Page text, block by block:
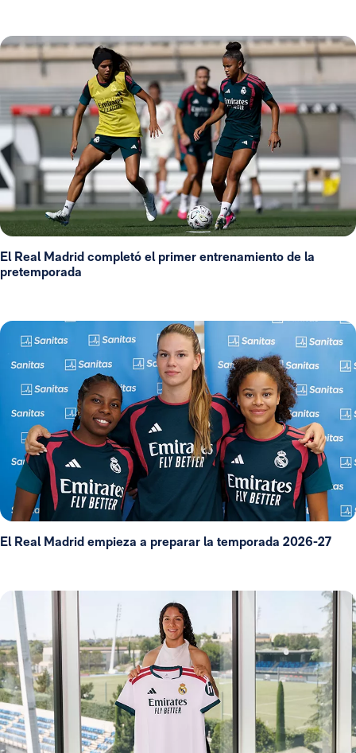
El Real Madrid completó el primer entrenamiento de la
pretemporada
El Real Madrid empieza a preparar la temporada 2026-27